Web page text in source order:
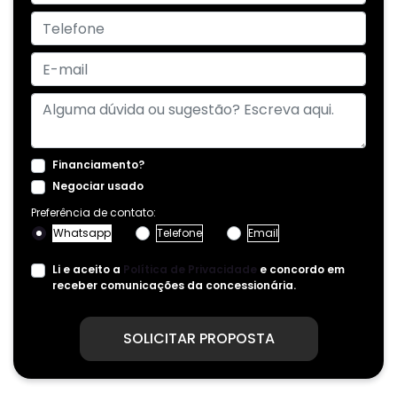
Financiamento?
Negociar usado
Preferência de contato:
Whatsapp
Telefone Email
Li e aceito a Política de Privacidade e concordo em
receber comunicações da concessionária.
SOLICITAR PROPOSTA